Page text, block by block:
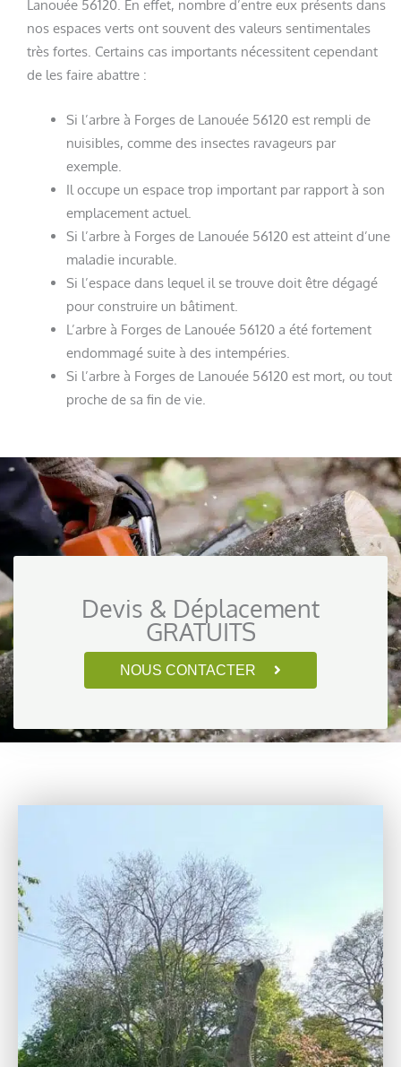
Lanouée 56120. En effet, nombre d’entre eux présents dans
nos espaces verts ont souvent des valeurs sentimentales
très fortes. Certains cas importants nécessitent cependant
de les faire abattre :
Si l’arbre à Forges de Lanouée 56120 est rempli de
nuisibles, comme des insectes ravageurs par
exemple.
Il occupe un espace trop important par rapport à son
emplacement actuel.
Si l’arbre à Forges de Lanouée 56120 est atteint d’une
maladie incurable.
Si l’espace dans lequel il se trouve doit être dégagé
pour construire un bâtiment.
L’arbre à Forges de Lanouée 56120 a été fortement
endommagé suite à des intempéries.
Si l’arbre à Forges de Lanouée 56120 est mort, ou tout
proche de sa fin de vie.
Devis & Déplacement
GRATUITS
NOUS CONTACTER